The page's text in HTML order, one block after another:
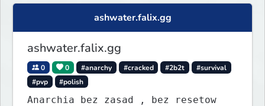
ashwater.falix.gg
ashwater.falix.gg
0 0 #anarchy #cracked #2b2t
#survival
#pvp
#polish
Anarchia bez zasad , bez resetow